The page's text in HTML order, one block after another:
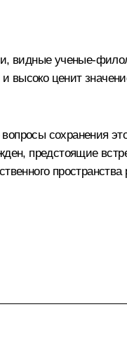
видные ученые-
ценит
сохранения
предстоящие
пространства